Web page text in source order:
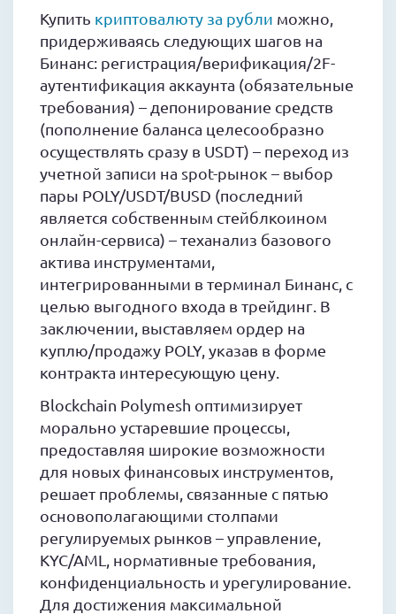
Купить криптовалюту за рубли можно,
придерживаясь следующих шагов на
Бинанс: регистрация/верификация/2F-
аутентификация аккаунта (обязательные
требования) – депонирование средств
(пополнение баланса целесообразно
осуществлять сразу в USDT) – переход из
учетной записи на spot-рынок – выбор
пары POLY/USDT/BUSD (последний
является собственным стейблкоином
онлайн-сервиса) – теханализ базового
актива инструментами,
интегрированными в терминал Бинанс, с
целью выгодного входа в трейдинг. В
заключении, выставляем ордер на
куплю/продажу POLY, указав в форме
контракта интересующую цену.
Blockchain Polymesh оптимизирует
морально устаревшие процессы,
предоставляя широкие возможности
для новых финансовых инструментов,
решает проблемы, связанные с пятью
основополагающими столпами
регулируемых рынков – управление,
KYC/AML, нормативные требования,
конфиденциальность и урегулирование.
Для достижения максимальной